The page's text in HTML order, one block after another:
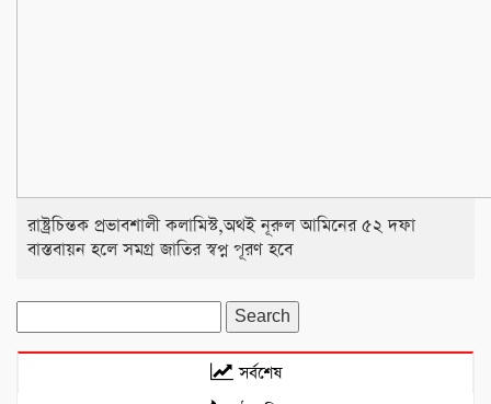
রাষ্ট্রচিন্তক প্রভাবশালী কলামিস্ট,অথই নূরুল আমিনের ৫২ দফা
বাস্তবায়ন হলে সমগ্র জাতির স্বপ্ন পূরণ হবে
for:
সর্বশেষ